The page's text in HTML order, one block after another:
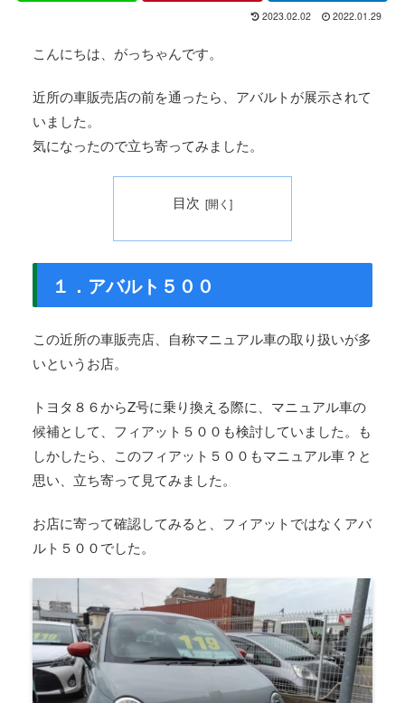
2023.02.02 2022.01.29
こんにちは、がっちゃんです。
近所の車販売店の前を通ったら、アバルトが展示されて
いました。
気になったので立ち寄ってみました。
目次
１．アバルト５００
この近所の車販売店、自称マニュアル車の取り扱いが多
いというお店。
トヨタ８６からZ号に乗り換える際に、マニュアル車の
候補として、フィアット５００も検討していました。も
しかしたら、このフィアット５００もマニュアル車？と
思い、立ち寄って見てみました。
お店に寄って確認してみると、フィアットではなくアバ
ルト５００でした。